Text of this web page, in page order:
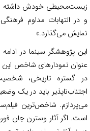
خودش داشته باشد.
التهابات مداوم
می‌گذارد.»
پژوهشگر سینما در ادامه
نمودارهای شاخص این
گستره تاریخی،
باید در یک
شاخص‌ترین
اگر آثار وسترن جان فورد